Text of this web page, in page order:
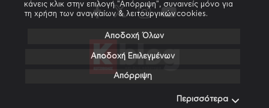
κάνεις κλικ στην επιλογή "Απόρριψη", συναινείς μόνο για
τη χρήση των αναγκαίων & λειτουργικών cookies.
Αποδοχή Όλων
Αποδοχή Επιλεγμένων
Απόρριψη
Περισσότερα